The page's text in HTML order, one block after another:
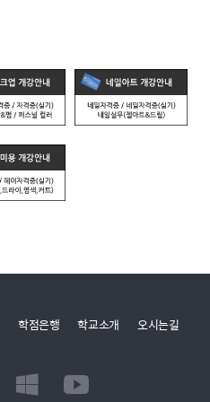
학점은행 학교소개 오시는길